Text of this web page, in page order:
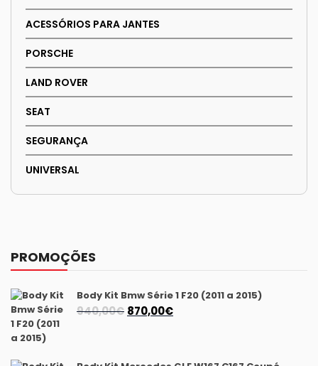
ACESSÓRIOS PARA JANTES
PORSCHE
LAND ROVER
SEAT
SEGURANÇA
UNIVERSAL
PROMOÇÕES
Body Kit Bmw Série 1 F20 (2011 a 2015)
940,00€ O
era:
870,00€O
é: